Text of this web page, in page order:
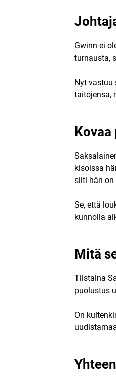
Gwinn ei
turnausta,
Nyt vastuu
taitojensa,
kisoissa
silti hän on
Se, että
kunnolla
Mitä
Tiistaina
puolustus
On